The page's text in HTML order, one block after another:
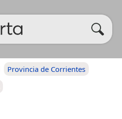
Provincia de Corrientes